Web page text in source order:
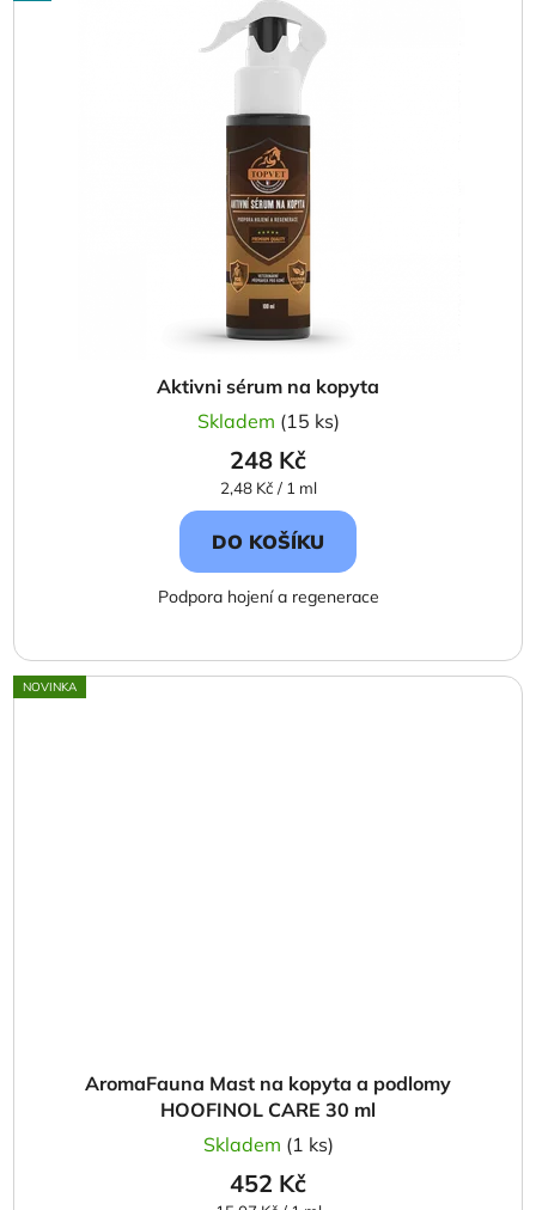
Aktivni sérum na kopyta
Skladem (15 ks)
248 Kč
Měrná
cena:
2,48 Kč / 1 ml
DO KOŠÍKU
Podpora hojení a regenerace
NOVINKA
AromaFauna Mast na kopyta a podlomy
HOOFINOL CARE 30 ml
Skladem (1 ks)
452 Kč